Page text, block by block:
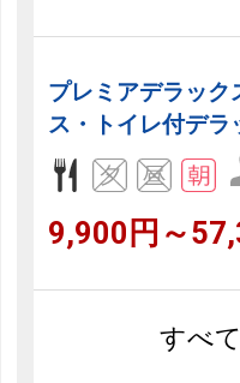
プレミアデラッ
ス・トイレ付デラ
9,900円～
すべ